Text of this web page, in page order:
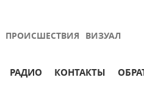
ПРОИСШЕСТВИЯ ВИЗУАЛ
РАДИО КОНТАКТЫ